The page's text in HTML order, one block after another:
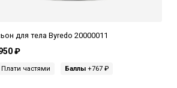
для тела Byredo 20000011
₽
Плати частями Баллы+767 ₽